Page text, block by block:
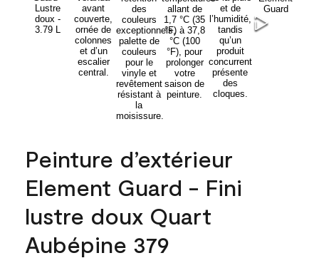
Peinture d’extérieur
Element Guard - Fini
lustre doux Quart
Aubépine 379